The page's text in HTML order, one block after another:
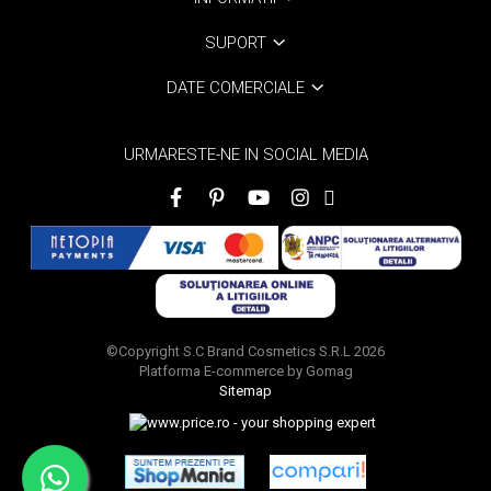
SUPORT
DATE COMERCIALE
URMARESTE-NE IN SOCIAL MEDIA
©Copyright S.C Brand Cosmetics S.R.L 2026
Platforma E-commerce by Gomag
Sitemap